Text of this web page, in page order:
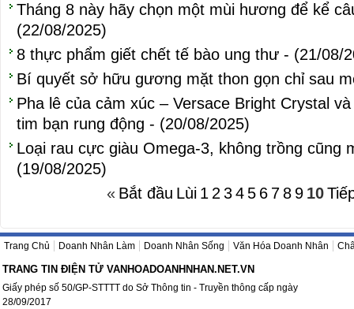
Tháng 8 này hãy chọn một mùi hương để kể
(22/08/2025)
8 thực phẩm giết chết tế bào ung thư - (21/08/
Bí quyết sở hữu gương mặt thon gọn chỉ sau
Pha lê của cảm xúc – Versace Bright Crystal
tim bạn rung động - (20/08/2025)
Loại rau cực giàu Omega-3, không trồng cũng
(19/08/2025)
« Bắt đầu Lùi 1 2 34 5 6 7 8 9 10
Trang Chủ Doanh Nhân Làm Doanh Nhân Sống Văn Hóa Doanh Nhân
TRANG TIN ĐIỆN TỬ VANHOADOANHNHAN.NET.VN
Giấy phép số 50/GP-STTTT do Sở Thông tin - Truyền thông cấp ngày
28/09/2017